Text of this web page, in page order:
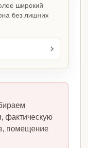
широкий
без лишних
фактическую
помещение